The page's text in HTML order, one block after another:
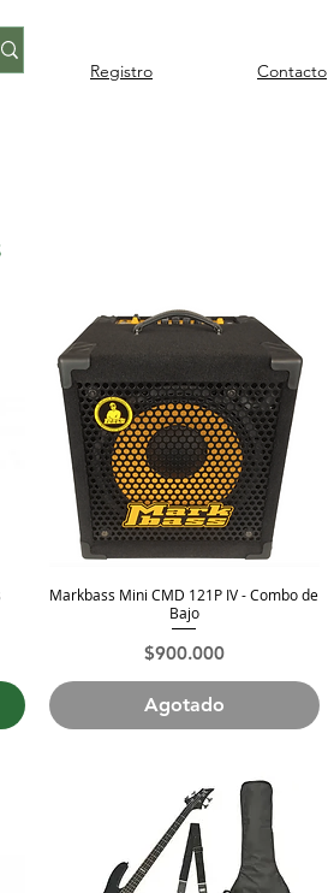
Registro Contacto
Vista rápida
Markbass Mini CMD 121P IV - Combo de
Bajo
Precio
$900.000
Agotado